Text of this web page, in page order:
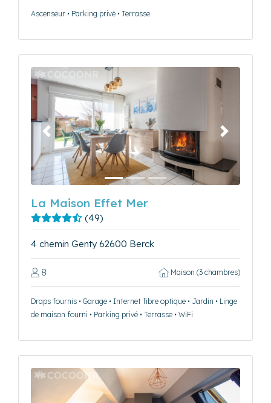
Ascenseur • Parking privé • Terrasse
Précédent Suivant
La Maison Effet Mer
(49)
4 chemin Genty 62600 Berck
8 Maison (3 chambres)
Draps fournis • Garage • Internet fibre optique • Jardin • Linge
de maison fourni • Parking privé • Terrasse • WiFi